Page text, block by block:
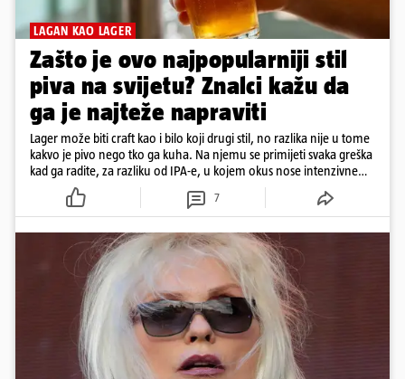
LAGAN KAO LAGER
Zašto je ovo najpopularniji stil
piva na svijetu? Znalci kažu da
ga je najteže napraviti
Lager može biti craft kao i bilo koji drugi stil, no razlika nije u tome
kakvo je pivo nego tko ga kuha. Na njemu se primijeti svaka greška
kad ga radite, za razliku od IPA-e, u kojem okus nose intenzivne
7